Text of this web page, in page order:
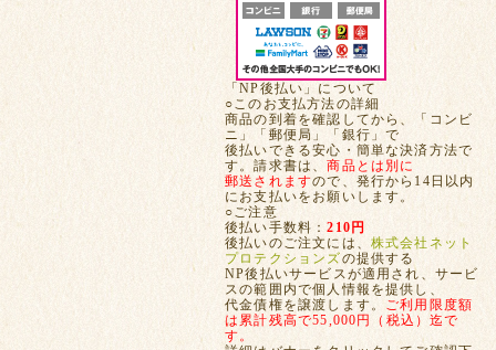
「NP後払い」について
○このお支払方法の詳細
商品の到着を確認してから、「コンビ
ニ」「郵便局」「銀行」で
後払いできる安心・簡単な決済方法で
す。請求書は、商品とは別に
郵送されますので、発行から14日以内
にお支払いをお願いします。
○ご注意
後払い手数料：210円
後払いのご注文には、 株式会社ネット
プロテクションズの提供する
NP後払いサービスが適用され、サービ
スの範囲内で個人情報を提供し、
代金債権を譲渡します。 ご利用限度額
は累計残高で55,000円（税込）迄で
す。